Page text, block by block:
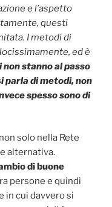
e l’aspetto
questi
I metodi di
ed è
stanno al passo
parla di metodi, non
spesso sono di
solo nella Rete
alternativa.
di buone
persone e quindi
in cui davvero si